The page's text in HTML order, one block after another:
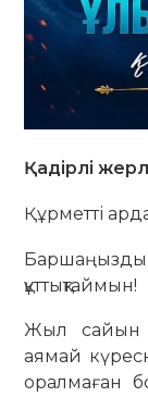
Қадірлі
Құрметті
құттықтаймын!
Жыл сайын
аямай
оралмаған